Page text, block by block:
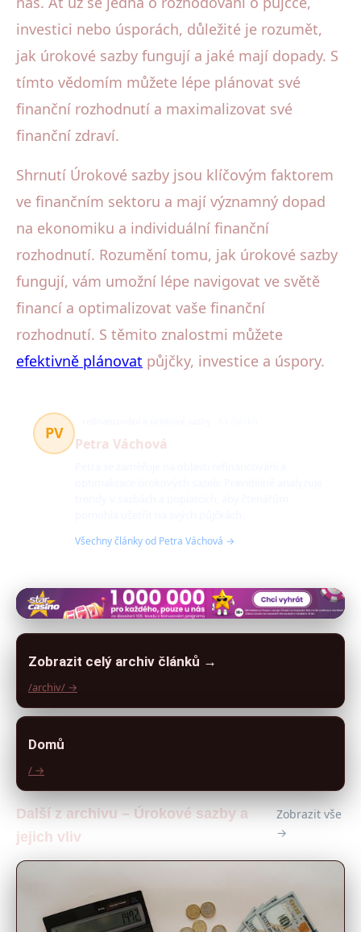
investici nebo úsporách, důležité je rozumět,
jak úrokové sazby fungují a jaké mají dopady. S
tímto vědomím můžete lépe plánovat své
finanční rozhodnutí a maximalizovat své
finanční zdraví.
Shrnutí Úrokové sazby jsou klíčovým faktorem
ve finančním sektoru a mají významný dopad
na ekonomiku a individuální finanční
rozhodnutí. Rozumění tomu, jak úrokové sazby
fungují, vám umožní lépe navigovat ve světě
financí a optimalizovat vaše finanční
rozhodnutí. S těmito znalostmi můžete
efektivně plánovat půjčky, investice a úspory.
PV
Petra Váchová
Všechny články od Petra Váchová →
Zobrazit celý archiv článků →
/archiv/ →
Domů
/ →
Další z archivu – Úrokové sazby a
jejich vliv
Zobrazit vše
→